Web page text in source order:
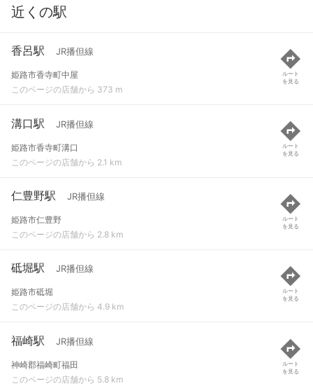
近くの駅
香呂駅 JR播但線
姫路市香寺町中屋
このページの店舗から 373 m
ルート
を見る
溝口駅 JR播但線
姫路市香寺町溝口
このページの店舗から 2.1 km
ルート
を見る
仁豊野駅 JR播但線
姫路市仁豊野
このページの店舗から 2.8 km
ルート
を見る
砥堀駅 JR播但線
姫路市砥堀
このページの店舗から 4.9 km
ルート
を見る
福崎駅 JR播但線
神崎郡福崎町福田
このページの店舗から 5.8 km
ルート
を見る